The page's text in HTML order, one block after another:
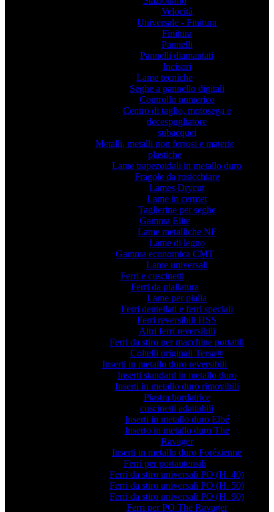
Velocità
Universale - Finitura
Finitura
Pannelli
Pannelli diamantati
Incisori
Lame tecniche
Seghe a pannello digitali
Controllo numerico
Centro di taglio, motosega e
decespugliatore
subacquei
Metalli, metalli non ferrosi e materie
plastiche
Lame trapezoidali in metallo duro
Fragole da rosicchiare
Lames Drycut
Lame in cermet
Taglierine per seghe
Gamma Elite
Lame metalliche NF
Lame di legno
Gamma economica CMT
Lame universali
Ferri e cuscinetti
Ferri da piallatura
Lame per pialla
Ferri dentellati e ferri speciali
Ferri reversibili HSS
Altri ferri reversibili
Ferri da stiro per macchine portatili
Coltelli originali Tersa®
Inserti in metallo duro reversibili
Inserti standard in metallo duro
Inserti in metallo duro rimovibili
Piastra bordatrice
cuscinetti adattabili
Inserti in metallo duro Elbé
Inserto in metallo duro The
Ravager
Inserti in metallo duro Forézienne
Ferri per portautensili
Ferri da stiro universali PO (H. 40)
Ferri da stiro universali PO (H. 50)
Ferri da stiro universali PO (H. 90)
Ferri per PO The Ravager